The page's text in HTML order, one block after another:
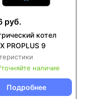
руб.
котел
PROPLUS 9
наличие
Подробнее